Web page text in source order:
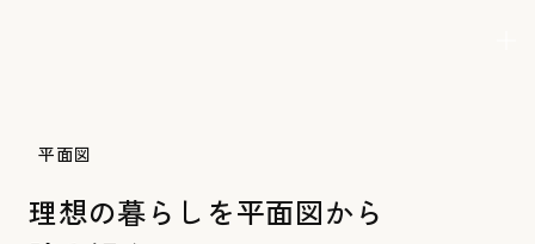
平面図
理想の暮らしを平面図から